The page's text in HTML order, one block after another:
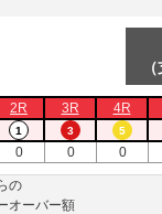
2R 3R 4R
1 3 5
0 0 0
の
オーバー額